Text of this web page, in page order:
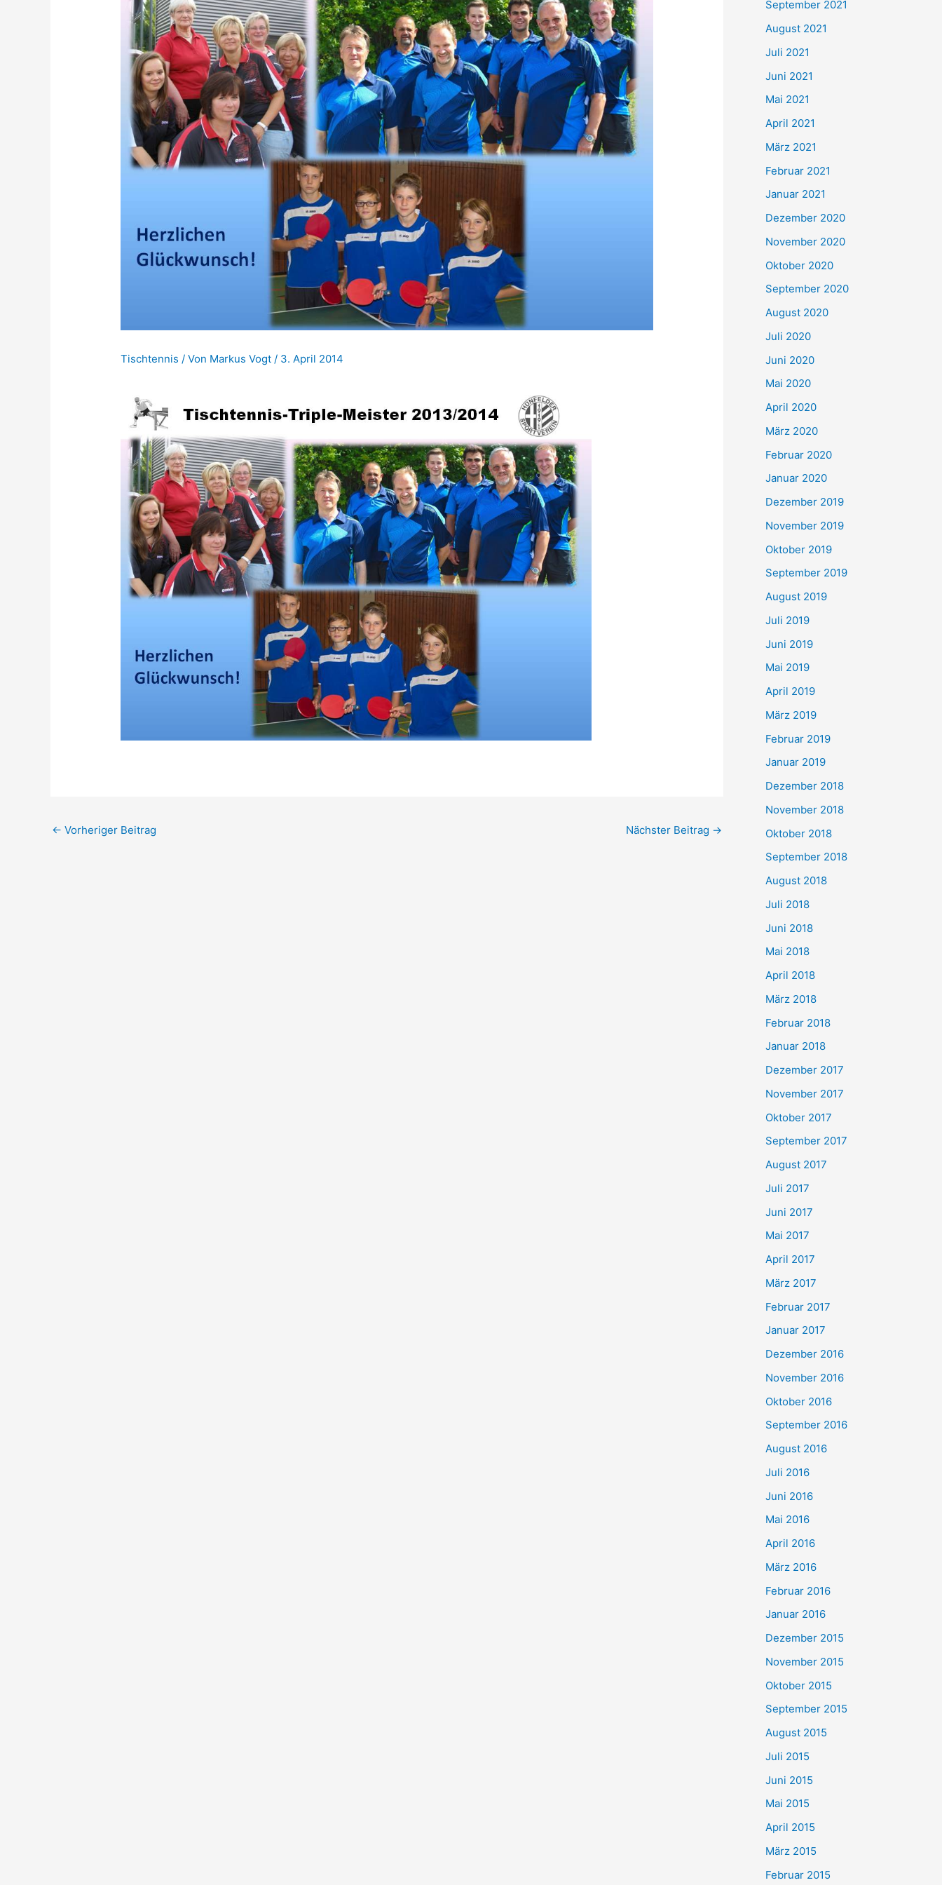
Tischtennis / Von Markus Vogt / 3. April 2014
← Vorheriger Beitrag Nächster Beitrag →
h
:
September 2021
August 2021
Juli 2021
Juni 2021
Mai 2021
April 2021
März 2021
Februar 2021
Januar 2021
Dezember 2020
November 2020
Oktober 2020
September 2020
August 2020
Juli 2020
Juni 2020
Mai 2020
April 2020
März 2020
Februar 2020
Januar 2020
Dezember 2019
November 2019
Oktober 2019
September 2019
August 2019
Juli 2019
Juni 2019
Mai 2019
April 2019
März 2019
Februar 2019
Januar 2019
Dezember 2018
November 2018
Oktober 2018
September 2018
August 2018
Juli 2018
Juni 2018
Mai 2018
April 2018
März 2018
Februar 2018
Januar 2018
Dezember 2017
November 2017
Oktober 2017
September 2017
August 2017
Juli 2017
Juni 2017
Mai 2017
April 2017
März 2017
Februar 2017
Januar 2017
Dezember 2016
November 2016
Oktober 2016
September 2016
August 2016
Juli 2016
Juni 2016
Mai 2016
April 2016
März 2016
Februar 2016
Januar 2016
Dezember 2015
November 2015
Oktober 2015
September 2015
August 2015
Juli 2015
Juni 2015
Mai 2015
April 2015
März 2015
Februar 2015